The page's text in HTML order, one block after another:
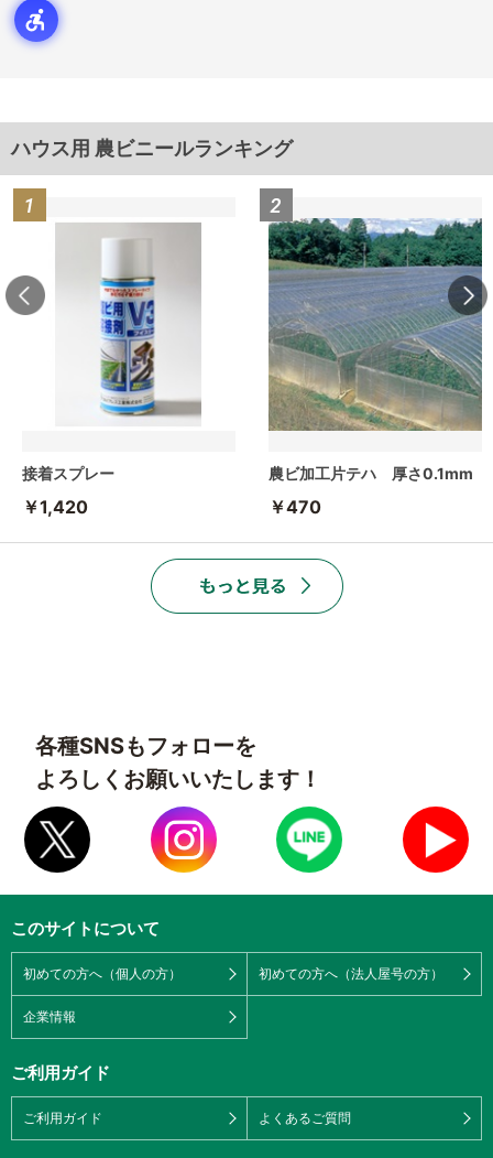
ハウス用 農ビニールランキング
接着スプレー
￥1,420
農ビ加工片テハ 厚さ0.1mm
￥470
各種SNSもフォローを
よろしくお願いいたします！
このサイトについて
初めての方へ（個人の方） 初めての方へ（法人屋号の方）
企業情報
ご利用ガイド
ご利用ガイド よくあるご質問